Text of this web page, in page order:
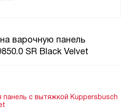
варочную панель
SR Black Velvet
панель с вытяжкой Kuppersbusch